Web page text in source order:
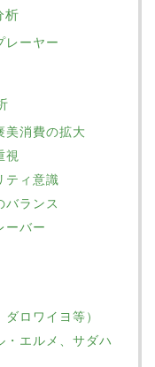
析
レーヤー
美消費の拡大
視
ティ意識
バランス
ーバー
ロワイヨ等）
・エルメ、サダハ